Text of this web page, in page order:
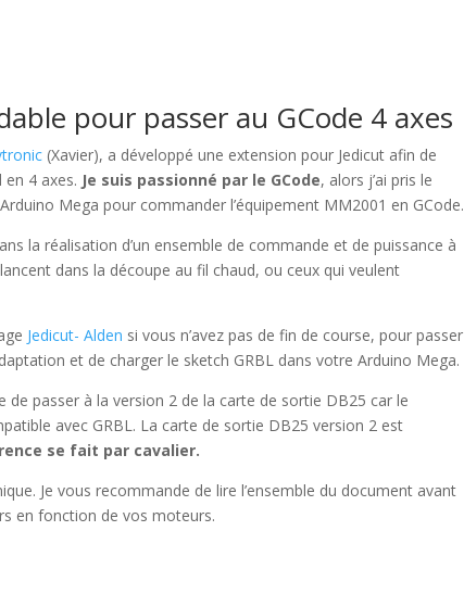
pour passer au GCode 4 axes
(Xavier), a développé une extension pour Jedicut afin de
4 axes. Je suis passionné par le GCode, alors j’ai pris le
Mega pour commander l’équipement MM2001 en GCode.
la réalisation d’un ensemble de commande et de puissance à
dans la découpe au fil chaud, ou ceux qui veulent
Jedicut- Alden si vous n’avez pas de fin de course, pour passer
et de charger le sketch GRBL dans votre Arduino Mega.
passer à la version 2 de la carte de sortie DB25 car le
avec GRBL. La carte de sortie DB25 version 2 est
se fait par cavalier.
Je vous recommande de lire l’ensemble du document avant
en fonction de vos moteurs.